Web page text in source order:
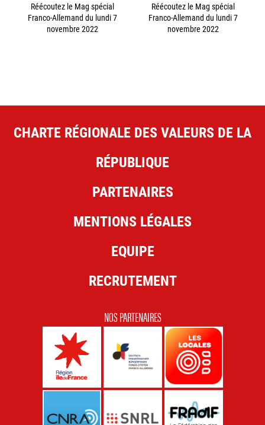
Réécoutez le Mag spécial
Franco-Allemand du lundi 7
novembre 2022
Réécoutez le Mag spécial
Franco-Allemand du lundi 7
novembre 2022
CHARTE RÉGIONALE DES VALEURS DE LA
RÉPUBLIQUE
PARTENAIRES
MENTIONS LÉGALES
EQUIPE
RECRUTEMENT
NOS PARTENAIRES